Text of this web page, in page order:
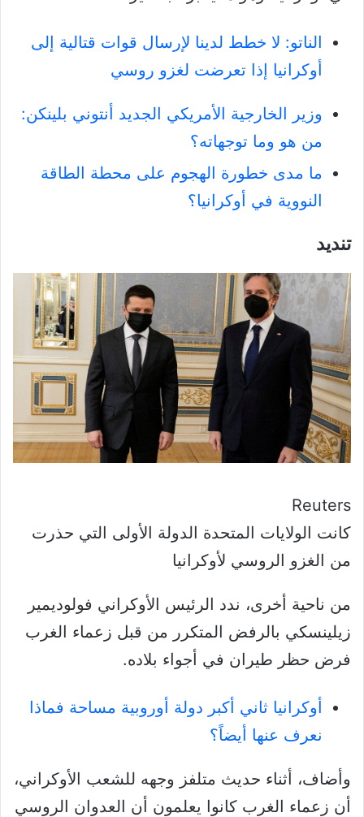
الناتو: لا خطط لدينا لإرسال قوات قتالية إلى
أوكرانيا إذا تعرضت لغزو روسي
وزير الخارجية الأمريكي الجديد أنتوني بلينكن:
من هو وما توجهاته؟
ما مدى خطورة الهجوم على محطة الطاقة
النووية في أوكرانيا؟
تنديد
Reuters
كانت الولايات المتحدة الدولة الأولى التي حذرت
من الغزو الروسي لأوكرانيا
من ناحية أخرى، ندد الرئيس الأوكراني فولوديمير
زيلينسكي بالرفض المتكرر من قبل زعماء الغرب
فرض حظر طيران في أجواء بلاده.
أوكرانيا ثاني أكبر دولة أوروبية مساحة فماذا
نعرف عنها أيضاً؟
وأضاف، أثناء حديث متلفز وجهه للشعب الأوكراني،
أن زعماء الغرب كانوا يعلمون أن العدوان الروسي